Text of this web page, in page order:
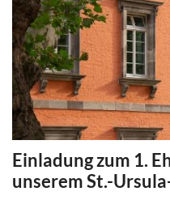
Einladung zum 1.
unserem St.-